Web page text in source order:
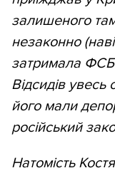
залишеного
незаконно
затримала
Відсидів увесь
його мали
російський
Натомість